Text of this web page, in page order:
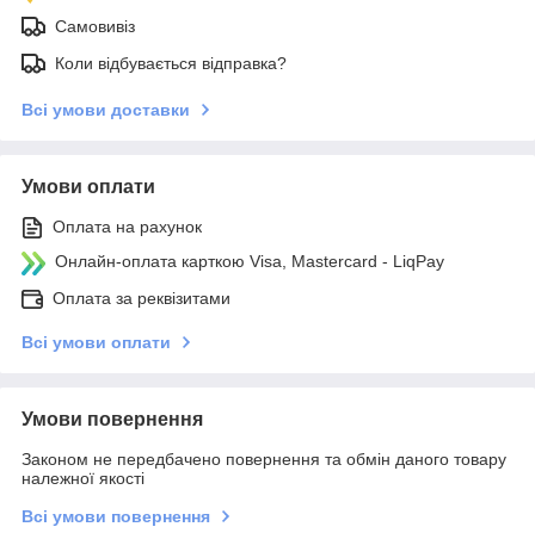
Самовивіз
Коли відбувається відправка?
Всі умови доставки
Умови оплати
Оплата на рахунок
Онлайн-оплата карткою Visa, Mastercard - LiqPay
Оплата за реквізитами
Всі умови оплати
Умови повернення
Законом не передбачено повернення та обмін даного товару
належної якості
Всі умови повернення